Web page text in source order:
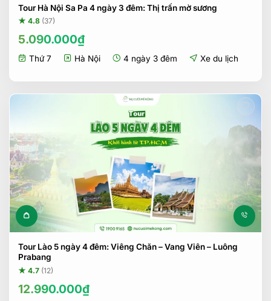
Tour Hà Nội Sa Pa 4 ngày 3 đêm: Thị trấn mờ sương
★ 4.8 (37)
5.090.000₫
Thứ 7 Hà Nội 4 ngày 3 đêm Xe du lịch
Tour Lào 5 ngày 4 đêm: Viêng Chăn – Vang Viên – Luông
Prabang
★ 4.7 (12)
12.990.000₫